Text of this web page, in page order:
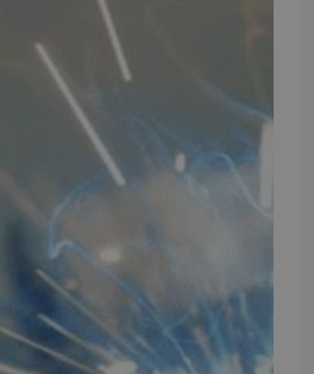
tmp.dk importeres i Danmark af:
dit køretøj, reparation og service
eller registreringsnummer.